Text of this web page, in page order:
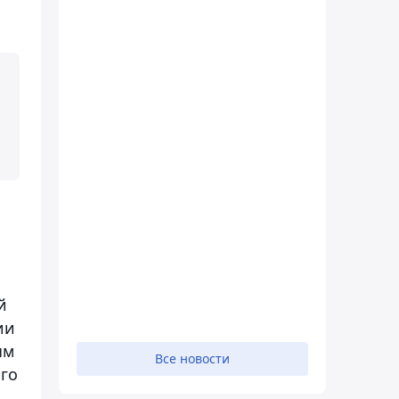
Все новости